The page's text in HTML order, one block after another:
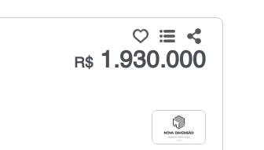
R$1.930.000